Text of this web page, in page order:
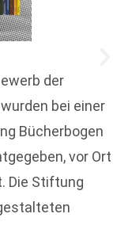
der
bei einer
Bücherbogen
vor Ort
Die Stiftung